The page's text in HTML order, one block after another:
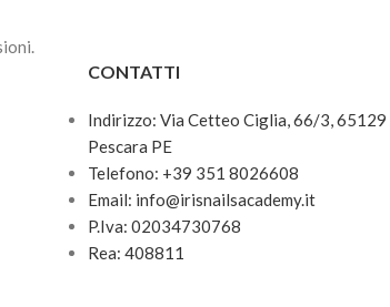
CONTATTI
Indirizzo: Via Cetteo Ciglia, 66/3, 65129
Pescara PE
Telefono: +39 351 8026608
Email: info@irisnailsacademy.it
P.Iva: 02034730768
Rea: 408811